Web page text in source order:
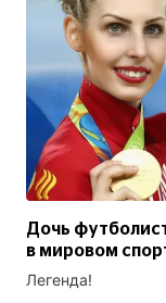
Дочь
в мировом
Легенда!